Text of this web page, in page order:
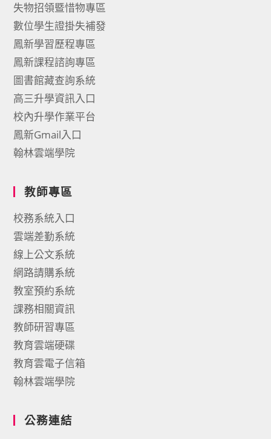
失物招領暨惜物專區
數位學生證掛失補發
鳳新學習歷程專區
鳳新課程諮詢專區
圖書館藏查詢系統
高三升學資訊入口
校內升學作業平台
鳳新Gmail入口
翰林雲端學院
教師專區
校務系統入口
雲端差勤系統
線上公文系統
網路請購系統
教室預約系統
課務相關資訊
教師研習專區
教育雲端硬碟
教育雲電子信箱
翰林雲端學院
公務連結